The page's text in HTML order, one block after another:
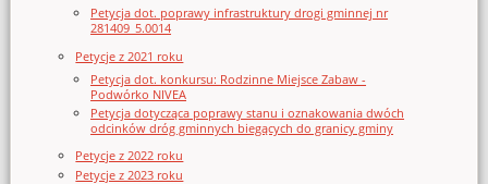
Petycja dot. poprawy infrastruktury drogi gminnej nr
281409_5.0014
Petycje z 2021 roku
Petycja dot. konkursu: Rodzinne Miejsce Zabaw -
Podwórko NIVEA
Petycja dotycząca poprawy stanu i oznakowania dwóch
odcinków dróg gminnych biegących do granicy gminy
Petycje z 2022 roku
Petycje z 2023 roku